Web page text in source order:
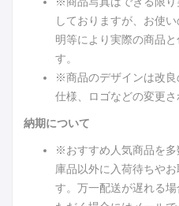
しておりますが、お使
明等により実際の商品
す。
※商品のデザインは改良
仕様、ロゴなどの変更さ
納期について
※おすすめ人気商品を
庫品以外に入荷待ちや
す。万一配送が遅れる